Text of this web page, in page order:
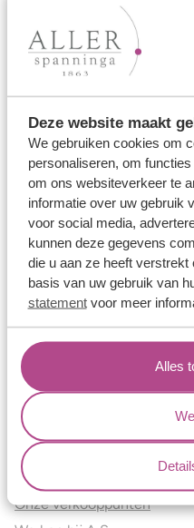
Deze website maakt
We gebruiken cookies om
personaliseren, om
om ons websiteverkeer te
informatie over uw gebruik
voor social media,
kunnen deze gegevens
die u aan ze heeft
basis van uw gebruik van
statementvoor meer
Alles
Ons aanbod
Trouwringen
Memoireringen
Verlovingsringen
Vriendschapsringen
Over ons
Aller Spanninga
Historie
Certificaten
Blogs
Jouw voordelen
Conflictvrije Materialen
Oneindig veel
Kwaliteit
Juweliers & Contact
Onze verkooppunten